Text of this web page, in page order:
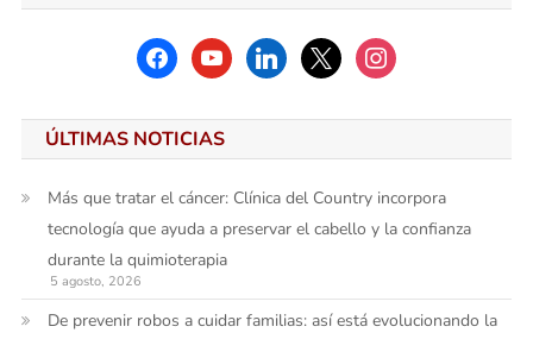
facebookyoutubelinkedinx instagram
ÚLTIMAS NOTICIAS
Más que tratar el cáncer: Clínica del Country incorpora
tecnología que ayuda a preservar el cabello y la confianza
durante la quimioterapia
5 agosto, 2026
De prevenir robos a cuidar familias: así está evolucionando la